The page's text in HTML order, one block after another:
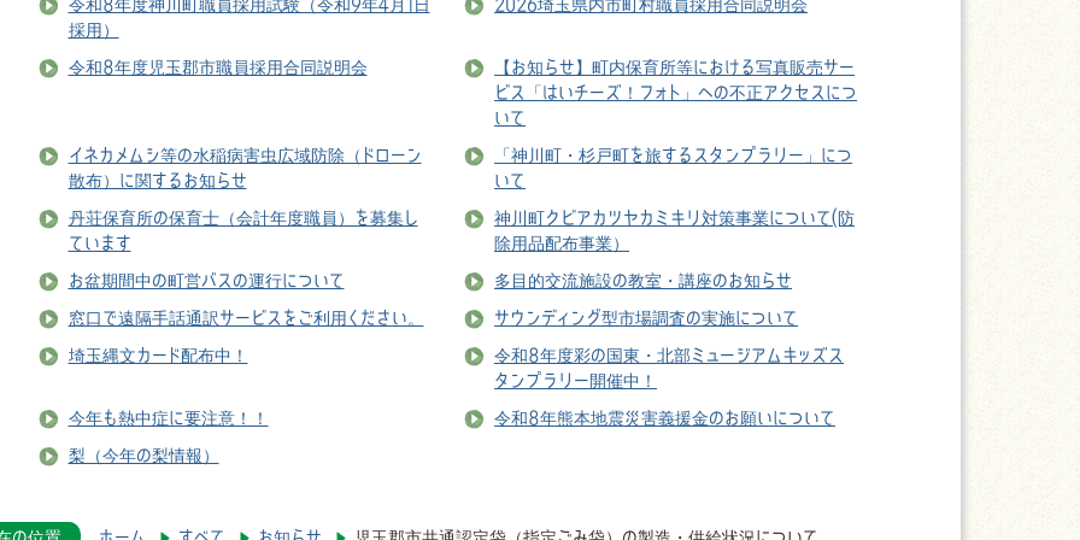
令和8年度神川町職員採用試験（令和9年4月1日
採用）
2026埼玉県内市町村職員採用合同説明会
令和8年度児玉郡市職員採用合同説明会
【お知らせ】町内保育所等における写真販売サー
ビス「はいチーズ！フォト」への不正アクセスにつ
いて
イネカメムシ等の水稲病害虫広域防除（ドローン
散布）に関するお知らせ
「神川町・杉戸町を旅するスタンプラリー」につ
いて
丹荘保育所の保育士（会計年度職員）を募集し
ています
神川町クビアカツヤカミキリ対策事業について(防
除用品配布事業）
お盆期間中の町営バスの運行について 多目的交流施設の教室・講座のお知らせ
窓口で遠隔手話通訳サービスをご利用ください。 サウンディング型市場調査の実施について
埼玉縄文カード配布中！
令和8年度彩の国東・北部ミュージアムキッズス
タンプラリー開催中！
今年も熱中症に要注意！！ 令和8年熊本地震災害義援金のお願いについて
梨（今年の梨情報）